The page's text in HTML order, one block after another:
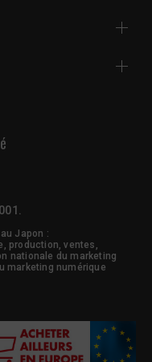
Japon :
production, ventes,
nationale du marketing
marketing numérique